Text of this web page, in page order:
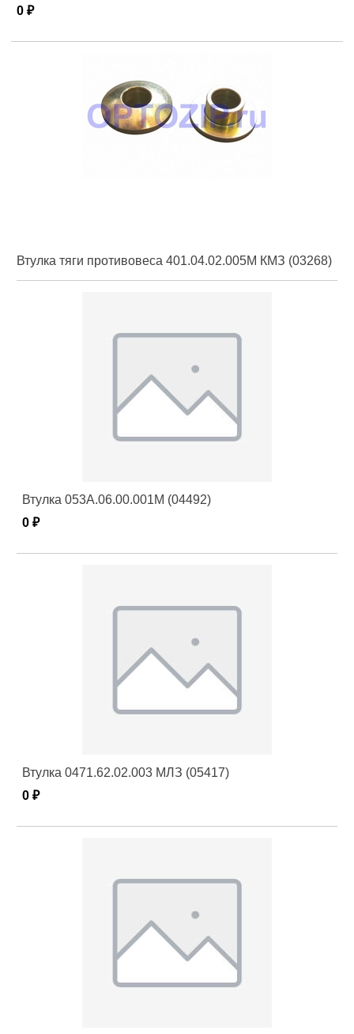
0 ₽
Втулка тяги противовеса 401.04.02.005М КМЗ (03268)
Втулка 053А.06.00.001М (04492)
0 ₽
Втулка 0471.62.02.003 МЛЗ (05417)
0 ₽